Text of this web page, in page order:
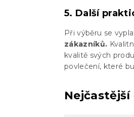
5. Další
Při výběru se
zákazníků.
kvalitě svých
povlečení, které